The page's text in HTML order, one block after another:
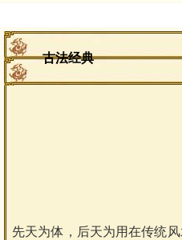
古法经典
先天为体 ， 后天为用在传统